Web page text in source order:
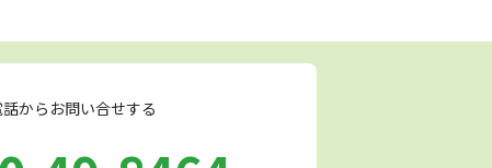
からお問い合せする